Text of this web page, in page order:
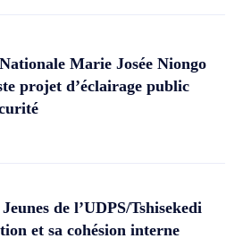
Marie Josée Niongo
projet d’éclairage public
de l’UDPS/Tshisekedi
et sa cohésion interne